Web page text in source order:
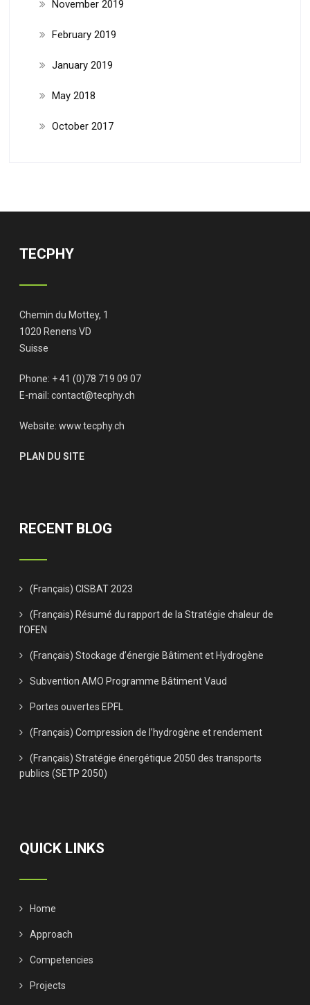
November 2019
February 2019
January 2019
May 2018
October 2017
TECPHY
Chemin du Mottey, 1
1020 Renens VD
Suisse
Phone: + 41 (0)78 719 09 07
E-mail:contact@tecphy.ch
Website:www.tecphy.ch
PLAN DU SITE
RECENT BLOG
(Français) CISBAT 2023
(Français) Résumé du rapport de la Stratégie chaleur de
l’OFEN
(Français) Stockage d’énergie Bâtiment et Hydrogène
Subvention AMO Programme Bâtiment Vaud
Portes ouvertes EPFL
(Français) Compression de l’hydrogène et rendement
(Français) Stratégie énergétique 2050 des transports
publics (SETP 2050)
QUICK LINKS
Home
Approach
Competencies
Projects